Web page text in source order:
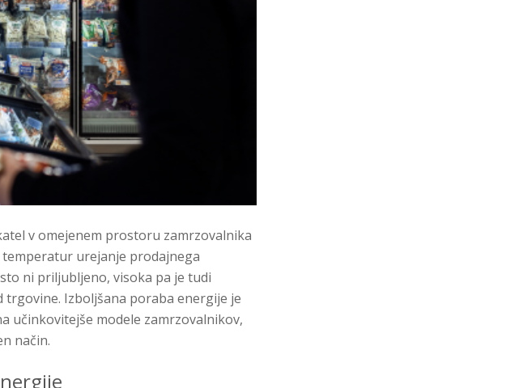
v omejenem prostoru zamrzovalnika
urejanje prodajnega
ni priljubljeno, visoka pa je tudi
Izboljšana poraba energije je
učinkovitejše modele zamrzovalnikov,
način.